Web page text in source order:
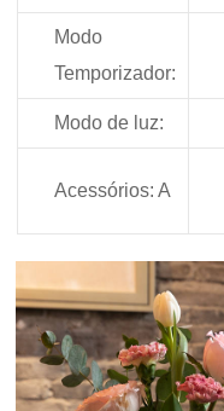
Modo
Temporizador:
Modo de luz:
Acessórios: A